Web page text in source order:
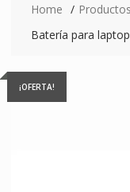
Home
Productos
Batería para laptop
¡OFERTA!